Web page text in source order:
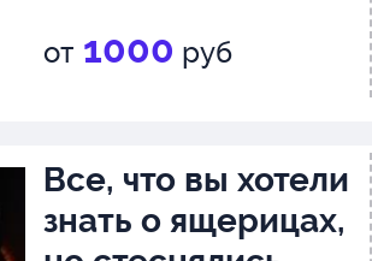
от 1000 руб
Все, что вы хотели
знать о ящерицах,